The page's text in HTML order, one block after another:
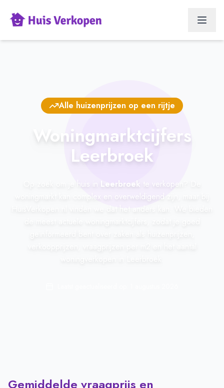
Alle huizenprijzen op een rijtje
Woningmarktcijfers
Leerbroek
Op zoek om je huis in Leerbroek te verkopen? De
woningmarkt kan complex en overweldigend zijn, maar bij
Gemiddelde vraagprijs en